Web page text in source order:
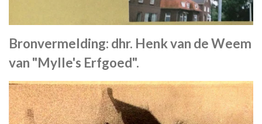
Bronvermelding: dhr. Henk van de Weem
van "Mylle's Erfgoed".